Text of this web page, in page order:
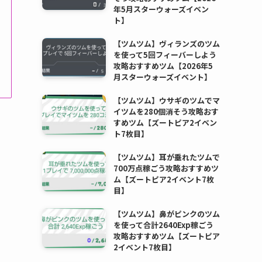
年5月スターウォーズイベン
ト】
【ツムツム】ヴィランズのツム
を使って5回フィーバーしよう
攻略おすすめツム【2026年5
月スターウォーズイベント】
【ツムツム】ウサギのツムでマ
イツムを280個消そう攻略おす
すめツム【ズートピア2イベン
ト7枚目】
【ツムツム】耳が垂れたツムで
700万点稼ごう攻略おすすめツ
ム【ズートピア2イベント7枚
目】
【ツムツム】鼻がピンクのツム
を使って合計2640Exp稼ごう
攻略おすすめツム【ズートピア
2イベント7枚目】